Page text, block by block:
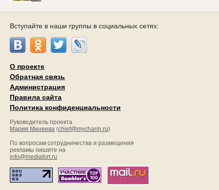
Вступайте в наши группы в социальных сетях:
О проекте
Обратная связь
Администрация
Правила сайта
Политика конфиденциальности
Руководитель проекта
Мария Минеева (chief@mycharm.ru)
По вопросам сотрудничества и размещения
рекламы пишите на
info@mediafort.ru